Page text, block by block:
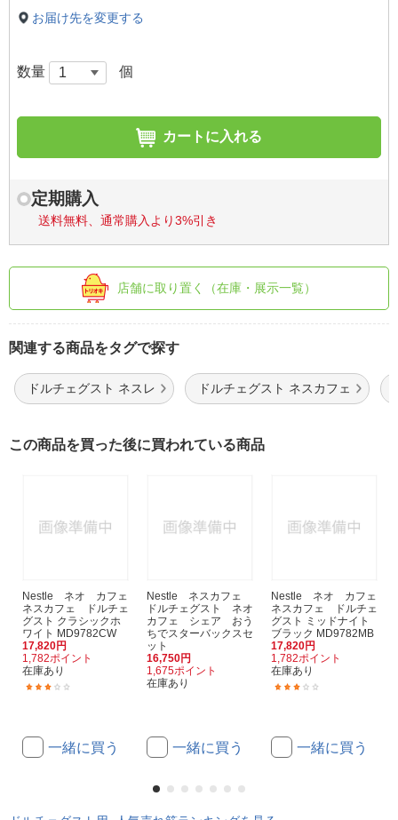
お届け先を変更する
数量 個
カートに入れる
定期購入
送料無料、通常購入より3%引き
店舗に取り置く（在庫・展示一覧）
関連する商品をタグで探す
ドルチェグスト ネスレ ドルチェグスト ネスカフェ
この商品を買った後に買われている商品
Nestle ネオ カフェ
ネスカフェ ドルチェ
グスト クラシックホ
ワイト MD9782CW
17,820円
1,782ポイント
在庫あり
一緒に買う
Nestle ネスカフェ
ドルチェグスト ネオ
カフェ シェア おう
ちでスターバックスセ
ット
16,750円
1,675ポイント
在庫あり
一緒に買う
Nestle ネオ カフェ
ネスカフェ ドルチェ
グスト ミッドナイト
ブラック MD9782MB
17,820円
1,782ポイント
在庫あり
一緒に買う